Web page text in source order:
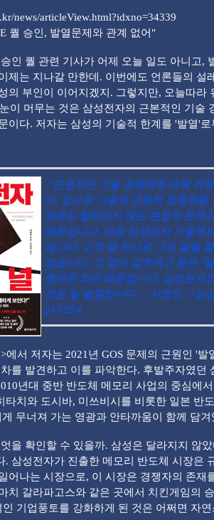
news/articleView.html?idxno=34339
퀄 승인, 발열문제와 관계 없어"
인 퀄 관련 기사가 어제 오늘 일도 아니고,
제는 지나갈 만한데. 이번에도 언론들의 설
의 부인이 이어지겠지. 그렇지만, 오늘따라
이 머무는 것은 삼성전자의 근본적인 기술
이다. 저자는 삼성의 기술적 한계를 '발열'
“근원적인 기술 경쟁력에 대해 걱
다, 앞으로 기술의 근원적 경쟁력을
과로는 달라지지 않는 본질적 문제
때문입니다. 바로 삼성전자 기술력
습니다. 고작 앱 하나로 그런 말을
있습니다. 그 앱이 감추려고 했던 ‘
중대한 의미 때문입니다. 삼성전자
건은 늘 발열입니다. _ 서영민, <삼
p17/254
에서 저자는 2021년 GOS 문제의 근원인 '발
를 발견하고 이를 파악한다. 후발주자였던
년대 중반 반도체 메모리 사업의 중심에
타치와 도시바, 미쓰비시를 비롯한 일본 반
무너져 가는 영광과 안타까움이 함께 담겨
을 확인할 수 있을까. 삼성은 달라지지 않
. 삼성전자가 진출한 메모리 반도체 시장은
어나는 시장으로, 이 시장은 경쟁자의 존재
치 갈라파고스와 같은 곳에서 치킨게임의
기업풍토를 강화하게 된 것은 어쩌면 자